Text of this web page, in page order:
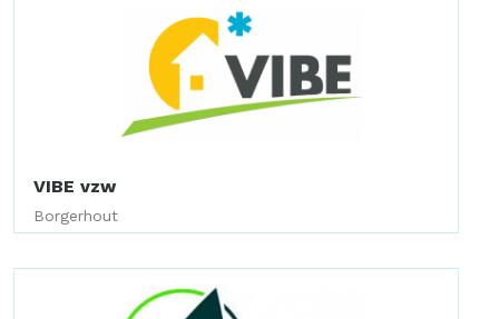
VIBE vzw
Borgerhout